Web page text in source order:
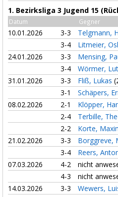
1. Bezirksliga 3 Jugend 15
Datum Gegner
10.01.2026 3-3
Telgmann,
3-4
Litmeier,
24.01.2026
3-3
Mensing,
3-4
Wörmer,
31.01.2026
3-3 Fliß, Lukas
3-1
Schäpers,
08.02.2026
2-1
Klöpper,
2-4
Terbille,
2-2
Korte,
21.02.2026
3-3
Borggreve,
3-4
Reers,
07.03.2026
4-2
nicht
4-3
nicht
14.03.2026
3-3
Wewers,